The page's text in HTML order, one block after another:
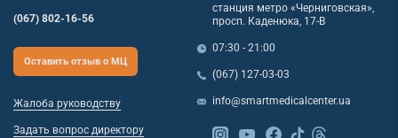
(067) 802-16-56
Оставить отзыв о МЦ
Жалоба руководству
Задать вопрос директору
станция метро «Черниговская»,
просп. Каденюка, 17-В
07:30 - 21:00
(067) 127-03-03
info@smartmedicalcenter.ua